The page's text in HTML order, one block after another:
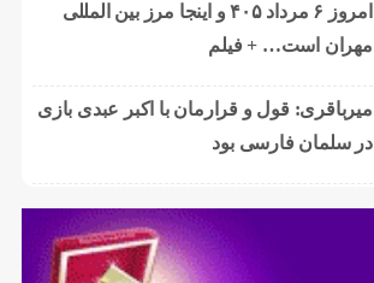
امروز ۶ مرداد ۴۰۵ و اینجا مرز بین المللی
مهران است… + فیلم
میرباقری: قول و قرارمان با اکبر عبدی بازی
در سلمان فارسی بود